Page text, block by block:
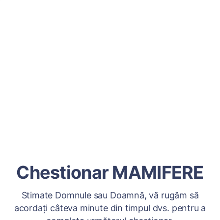
Chestionar MAMIFERE
Stimate Domnule sau Doamnă, vă rugăm să
acordați câteva minute din timpul dvs. pentru a